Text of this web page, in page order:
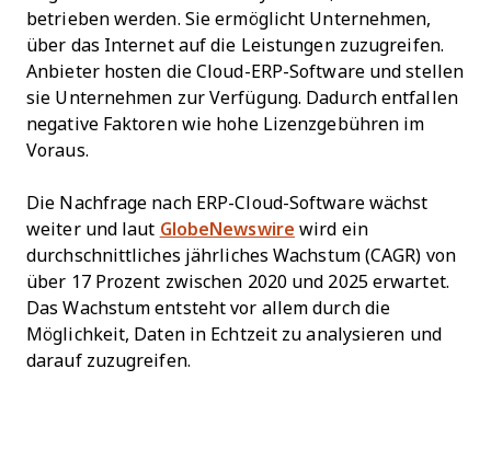
betrieben werden. Sie ermöglicht Unternehmen,
über das Internet auf die Leistungen zuzugreifen.
Anbieter hosten die Cloud-ERP-Software und stellen
sie Unternehmen zur Verfügung. Dadurch entfallen
negative Faktoren wie hohe Lizenzgebühren im
Voraus.
Die Nachfrage nach ERP-Cloud-Software wächst
weiter und laut GlobeNewswire wird ein
durchschnittliches jährliches Wachstum (CAGR) von
über 17 Prozent zwischen 2020 und 2025 erwartet.
Das Wachstum entsteht vor allem durch die
Möglichkeit, Daten in Echtzeit zu analysieren und
darauf zuzugreifen.